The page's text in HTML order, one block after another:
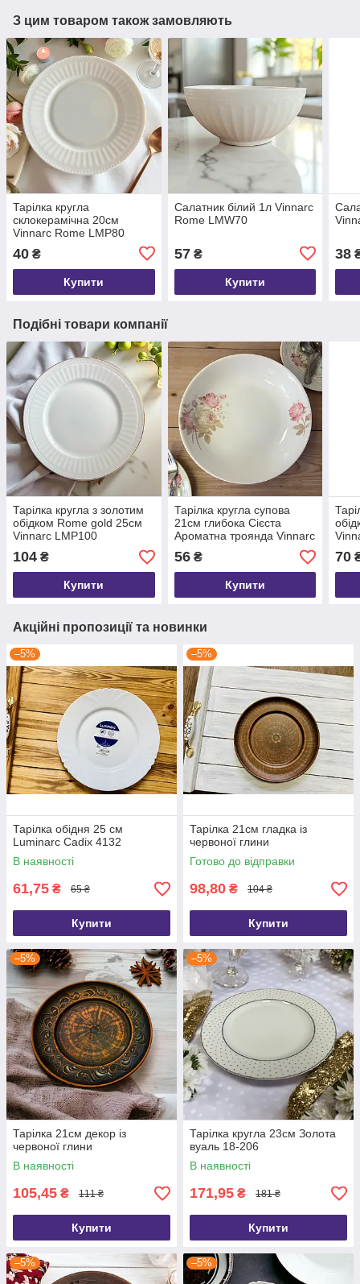
З цим товаром також замовляють
Тарілка кругла
склокерамічна 20см
Vinnarc Rome LMP80
40 ₴
Купити
Салатник білий 1л Vinnarc
Rome LMW70
57₴
Купити
38
Подібні товари компанії
Тарілка кругла з золотим
обідком Rome gold 25см
Vinnarc LMP100
104 ₴
Купити
Тарілка кругла супова
21см глибока Сієста
Ароматна троянда Vinnarc
25-026
56₴
Купити
70
Акційні пропозиції та новинки
–5%
Тарілка обідня 25 см
Luminarc Cadix 4132
В наявності
61,75 ₴ 65 ₴
Купити
–5%
Тарілка 21см гладка із
червоної глини
Готово до відправки
98,80 ₴ 104 ₴
Купити
–5%
Тарілка 21см декор із
червоної глини
В наявності
105,45 ₴ 111 ₴
Купити
–5%
Тарілка кругла 23см Золота
вуаль 18-206
В наявності
171,95 ₴ 181 ₴
Купити
–5% –5%